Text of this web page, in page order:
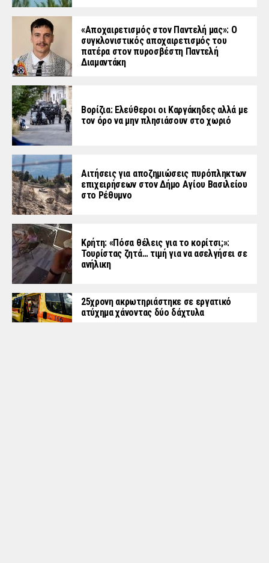
«Aποχαιρετισμός στον Παντελή μας»: Ο
συγκλονιστικός αποχαιρετισμός του
πατέρα στον πυροσβέστη Παντελή
Διαμαντάκη
Βορίζια: Ελεύθεροι οι Καργάκηδες αλλά με
τον όρο να μην πλησιάσουν στο χωριό
Αιτήσεις για αποζημιώσεις πυρόπληκτων
επιχειρήσεων στον Δήμο Αγίου Βασιλείου
στο Ρέθυμνο
Κρήτη: «Πόσα θέλεις για το κορίτσι;»:
Τουρίστας ζητά… τιμή για να ασελγήσει σε
ανήλικη
25χρονη ακρωτηριάστηκε σε εργατικό
ατύχημα χάνοντας δύο δάχτυλα